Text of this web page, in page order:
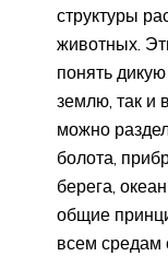
структуры
животных.
понять
землю, так и
можно
болота,
берега,
общие
всем средам